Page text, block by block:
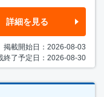
詳細を見る
掲載開始日：2026-08-03
終了予定日：2026-08-30